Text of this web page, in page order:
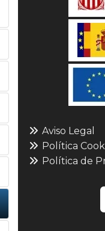
Aviso Legal
Política
Política de